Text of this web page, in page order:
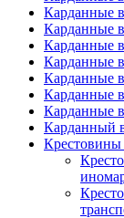
Карданные
Карданные
Карданные
Карданные
Карданные
Карданные
Карданные
Карданный
Крестовины